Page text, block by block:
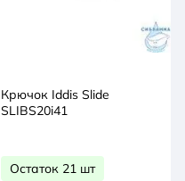
Крючок Iddis Slide
SLIBS20i41
Остаток 21 шт